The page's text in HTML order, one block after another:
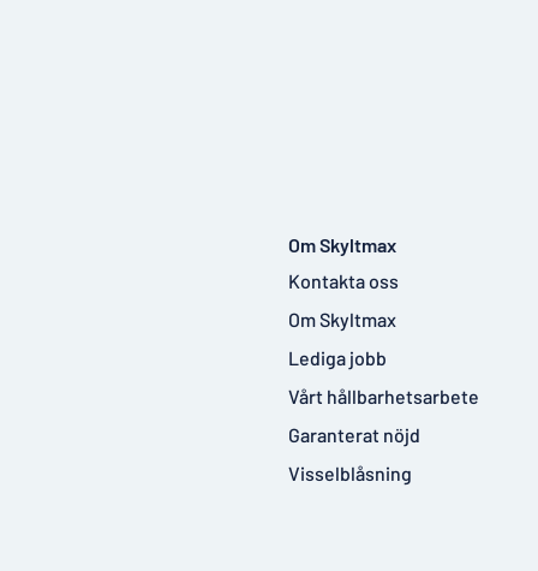
Om Skyltmax
Kontakta oss
Om Skyltmax
Lediga jobb
Vårt hållbarhetsarbete
Garanterat nöjd
Visselblåsning